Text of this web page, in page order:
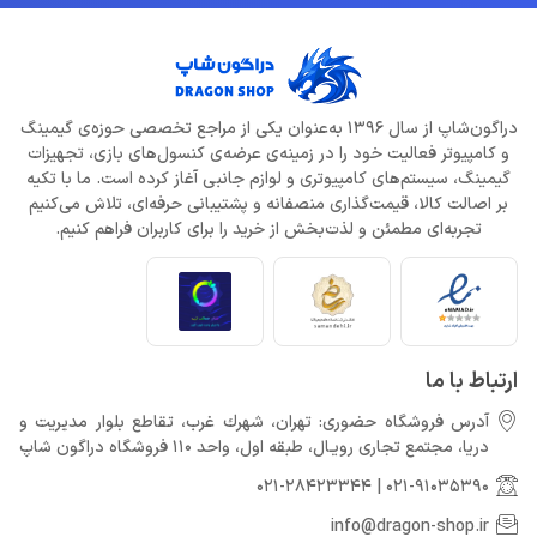
دراگون‌شاپ از سال 1396 به‌عنوان یکی از مراجع تخصصی حوزه‌ی گیمینگ
و کامپیوتر فعالیت خود را در زمینه‌ی عرضه‌ی کنسول‌های بازی، تجهیزات
گیمینگ، سیستم‌های کامپیوتری و لوازم جانبی آغاز کرده است. ما با تکیه
بر اصالت کالا، قیمت‌گذاری منصفانه و پشتیبانی حرفه‌ای، تلاش می‌کنیم
تجربه‌ای مطمئن و لذت‌بخش از خرید را برای کاربران فراهم کنیم.
ارتباط با ما
آدرس فروشگاه حضوری: تهران، شهرك غرب، تقاطع بلوار مدیریت و
دريا، مجتمع تجارى رويـال، طبقه اول، واحد 110 فروشگاه دراگون شاپ
021-91035390
|
021-28423344
info@dragon-shop.ir